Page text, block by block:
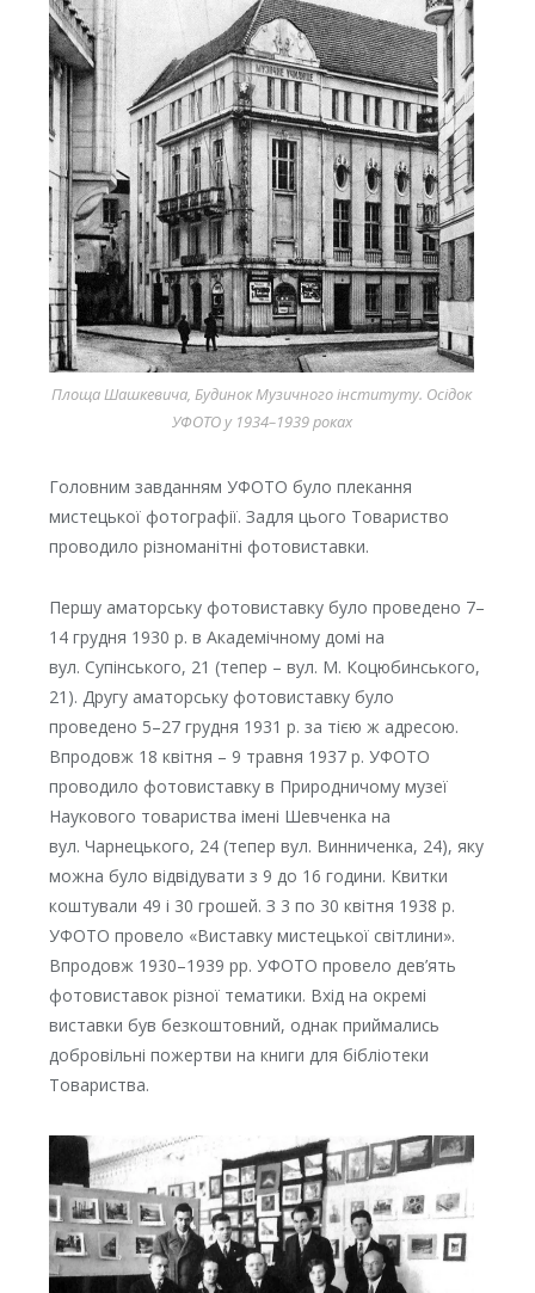
Площа Шашкевича, Будинок Музичного інституту. Осідок
УФОТО у 1934–1939 роках
Головним завданням УФОТО було плекання
мистецької фотографії. Задля цього Товариство
проводило різноманітні фотовиставки.
Першу аматорську фотовиставку було проведено 7–
14 грудня 1930 р. в Академічному домі на
вул. Супінського, 21 (тепер – вул. М. Коцюбинського,
21). Другу аматорську фотовиставку було
проведено 5–27 грудня 1931 р. за тією ж адресою.
Впродовж 18 квітня – 9 травня 1937 р. УФОТО
проводило фотовиставку в Природничому музеї
Наукового товариства імені Шевченка на
вул. Чарнецького, 24 (тепер вул. Винниченка, 24), яку
можна було відвідувати з 9 до 16 години. Квитки
коштували 49 і 30 грошей. З 3 по 30 квітня 1938 р.
УФОТО провело «Виставку мистецької світлини».
Впродовж 1930–1939 рр. УФОТО провело дев’ять
фотовиставок різної тематики. Вхід на окремі
виставки був безкоштовний, однак приймались
добровільні пожертви на книги для бібліотеки
Товариства.